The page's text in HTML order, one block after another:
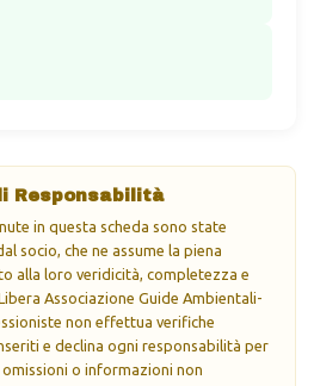
Responsabilità
in questa scheda sono state
socio, che ne assume la piena
alla loro veridicità, completezza e
Associazione Guide Ambientali-
non effettua verifiche
e declina ogni responsabilità per
o informazioni non